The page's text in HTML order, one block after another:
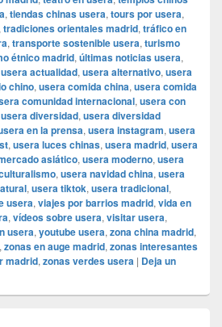
, tiendas chinas usera, tours por usera,
tradiciones orientales madrid, tráfico en
, transporte sostenible usera, turismo
étnico madrid, últimas noticias usera,
usera actualidad, usera alternativo, usera
chino, usera comida china, usera comida
comunidad internacional, usera con
usera diversidad, usera diversidad
en la prensa, usera instagram, usera
, usera luces chinas, usera madrid, usera
asiático, usera moderno, usera
, usera navidad china, usera
, usera tiktok, usera tradicional,
usera, viajes por barrios madrid, vida en
, vídeos sobre usera, visitar usera,
usera, youtube usera, zona china madrid,
, zonas en auge madrid, zonas interesantes
madrid, zonas verdes usera | Deja un